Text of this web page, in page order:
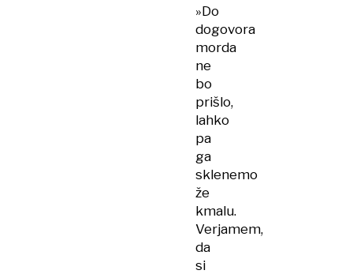
»Do
dogovora
morda
ne
bo
prišlo,
lahko
pa
ga
sklenemo
že
kmalu.
Verjamem,
da
si